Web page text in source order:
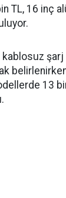
TL, 16 inç
13